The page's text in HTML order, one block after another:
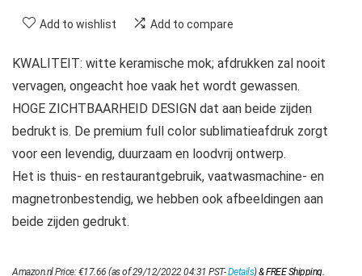
Add to wishlist Add to compare
KWALITEIT: witte keramische mok; afdrukken zal nooit
vervagen, ongeacht hoe vaak het wordt gewassen.
HOGE ZICHTBAARHEID DESIGN dat aan beide zijden
bedrukt is. De premium full color sublimatieafdruk zorgt
voor een levendig, duurzaam en loodvrij ontwerp.
Het is thuis- en restaurantgebruik, vaatwasmachine- en
magnetronbestendig, we hebben ook afbeeldingen aan
beide zijden gedrukt.
Amazon.nl Price:€17.66 (as of 29/12/2022 04:31 PST-Details)&FREE Shipping.